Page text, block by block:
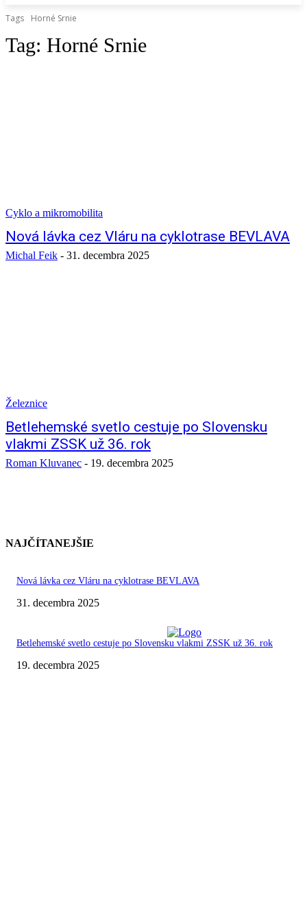
Tags Horné Srnie
Tag: Horné Srnie
Cyklo a mikromobilita
Nová lávka cez Vláru na cyklotrase BEVLAVA
Michal Feik - 31. decembra 2025
Železnice
Betlehemské svetlo cestuje po Slovensku
vlakmi ZSSK už 36. rok
Roman Kluvanec - 19. decembra 2025
NAJČÍTANEJŠIE
Nová lávka cez Vláru na cyklotrase BEVLAVA
31. decembra 2025
Betlehemské svetlo cestuje po Slovensku vlakmi ZSSK už 36. rok
19. decembra 2025